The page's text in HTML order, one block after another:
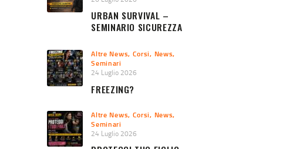
URBAN SURVIVAL –
SEMINARIO SICUREZZA
Altre News, Corsi, News,
Seminari
24 Luglio 2026
FREEZING?
Altre News, Corsi, News,
Seminari
24 Luglio 2026